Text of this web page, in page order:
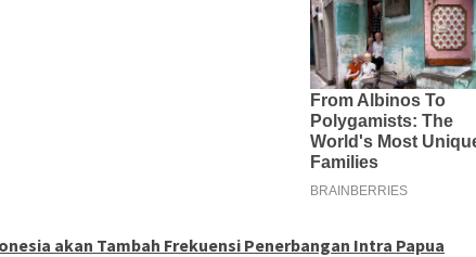
akan Tambah Frekuensi Penerbangan Intra Papua